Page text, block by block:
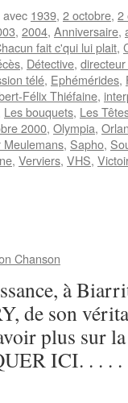
avec 1939, 2 octobre, 2
, 2004, Anniversaire,
fait c'qui lui plait,
, Détective,
télé, Ephémérides,
Félix Thiéfaine,
Les bouquets, Les
2000, Olympia,
Meulemans, Sapho,
, Verviers, VHS,
Chanson
à
de son
plus sur
ICI. .